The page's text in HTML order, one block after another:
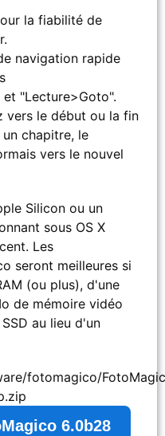
la fiabilité de
navigation rapide
"Lecture>Goto".
vers le début ou la fin
chapitre, le
vers le nouvel
Silicon ou un
sous OS X
Les
seront meilleures si
(ou plus), d'une
de mémoire vidéo
au lieu d'un
fotomagico/
6.0b28